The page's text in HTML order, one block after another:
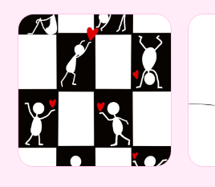
kr 548,00.
kr 499,00.